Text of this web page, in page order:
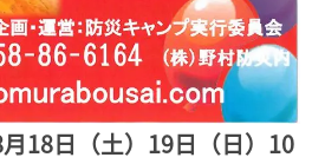
18日（土）19日（日）10